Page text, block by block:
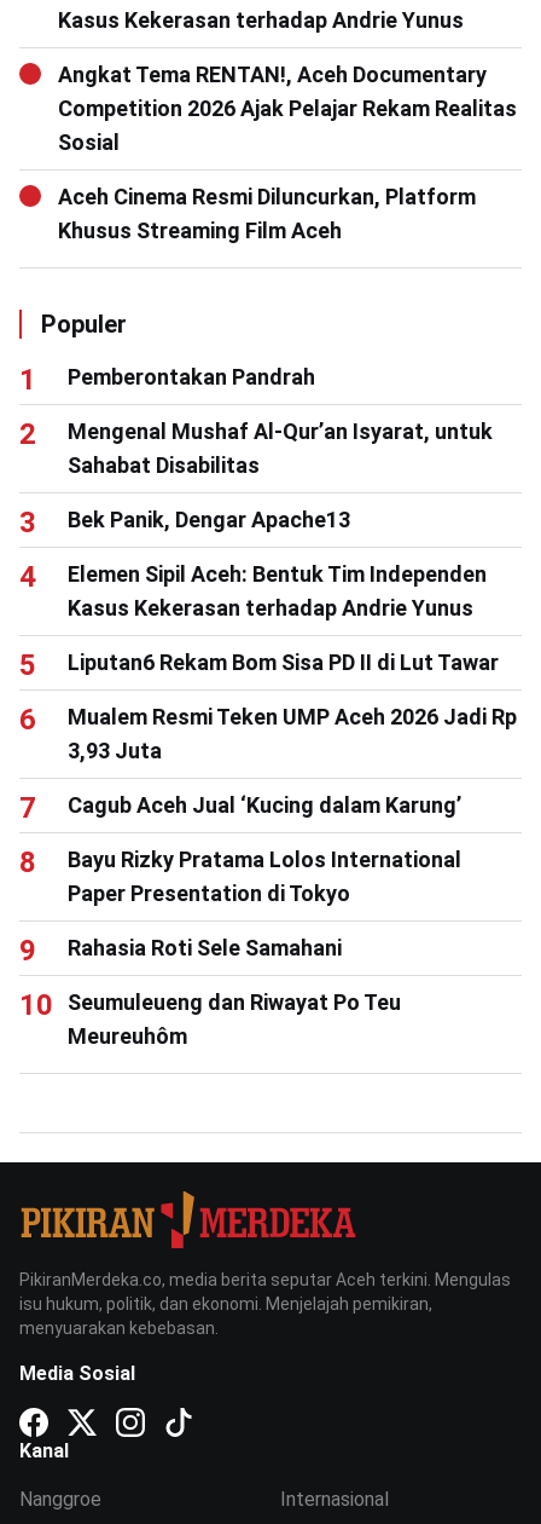
Kasus Kekerasan terhadap Andrie Yunus
Angkat Tema RENTAN!, Aceh Documentary
Competition 2026 Ajak Pelajar Rekam Realitas
Sosial
Aceh Cinema Resmi Diluncurkan, Platform
Khusus Streaming Film Aceh
Populer
Pemberontakan Pandrah
Mengenal Mushaf Al-Qur’an Isyarat, untuk
Sahabat Disabilitas
Bek Panik, Dengar Apache13
Elemen Sipil Aceh: Bentuk Tim Independen
Kasus Kekerasan terhadap Andrie Yunus
Liputan6 Rekam Bom Sisa PD II di Lut Tawar
Mualem Resmi Teken UMP Aceh 2026 Jadi Rp
3,93 Juta
Cagub Aceh Jual ‘Kucing dalam Karung’
Bayu Rizky Pratama Lolos International
Paper Presentation di Tokyo
Rahasia Roti Sele Samahani
Seumuleueng dan Riwayat Po Teu
Meureuhôm
PikiranMerdeka.co, media berita seputar Aceh terkini. Mengulas
isu hukum, politik, dan ekonomi. Menjelajah pemikiran,
menyuarakan kebebasan.
Media Sosial
Kanal
Nanggroe Internasional